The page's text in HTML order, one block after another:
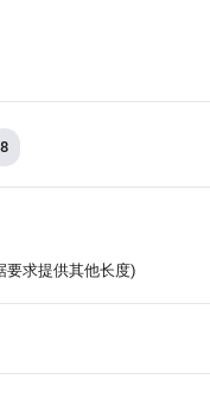
8
要求提供其他长度)